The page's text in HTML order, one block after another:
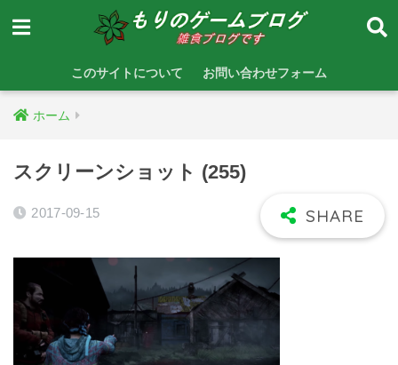
このサイトについて お問い合わせフォーム
ホーム
スクリーンショット (255)
2017-09-15